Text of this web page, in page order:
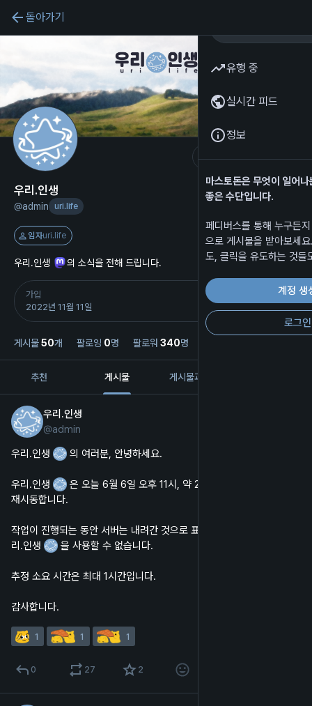
돌아가기
팔로우
우리.인생
@admin uri.life
임자uri.life
우리.인생 의 소식을 전해 드립니다.
가입
2022년 11월 11일
게시물50개 팔로잉 0명 팔로워 340명
추천 게시물 게시물과 답장
우리.인생
@admin
우리.인생
의 여러분, 안녕하세요.
우리.인생
은 오늘 6월 6일 오후 11시, 약 22시간 20분 후에 서버를
재시동합니다.
작업이 진행되는 동안 서버는 내려간 것으로 표시되며, 웹 및 앱에서 우
리.인생
을 사용할 수 없습니다.
추정 소요 시간은 최대 1시간입니다.
감사합니다.
1 1 1
0 27 2
유행 중
실시간 피드
정보
마스토돈은 무엇이 일어
좋은 수단입니다.
페디버스를 통해 누구든
으로 게시물을 받아보세
도, 클릭을 유도하는 것들
계정 생
로그인